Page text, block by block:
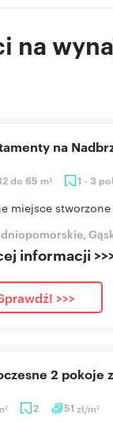
na
do 65 m2 1 - 3
na
miejsce
informacji
>>>
2 2 51 zł/m2
2